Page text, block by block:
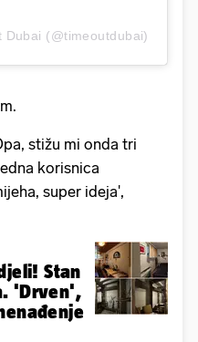
Dubai (@timeoutdubai)
stižu mi onda tri
korisnica
super ideja',
Stan
'Drven',